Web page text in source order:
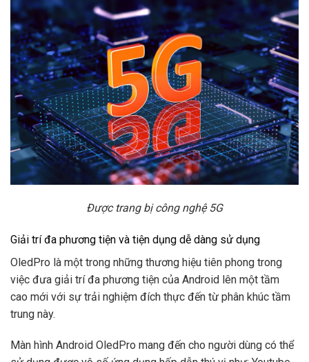
Được trang bị công nghệ 5G
Giải trí đa phương tiện và tiện dụng dễ dàng sử dụng
OledPro là một trong những thương hiệu tiên phong trong
việc đưa giải trí đa phương tiện của Android lên một tầm
cao mới với sự trải nghiệm đích thực đến từ phân khúc tầm
trung này.
Màn hình Android OledPro mang đến cho người dùng có thể